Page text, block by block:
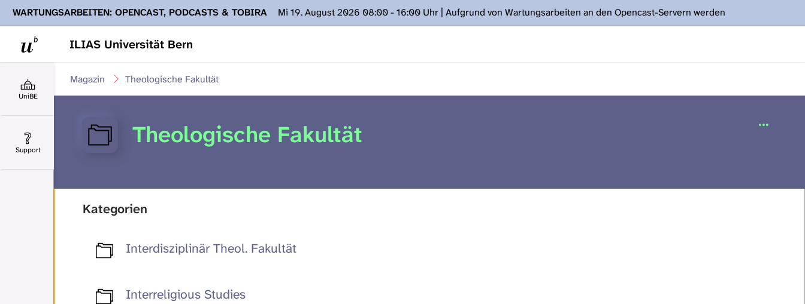
ILIAS Universität Bern
WARTUNGSARBEITEN: OPENCAST, PODCASTS & TOBIRA
Mi 19. August 2026 08:00 - 16:00 Uhr | Aufgrund von Wartungsarbeiten an den Opencast-Servern werden
Ihnen Podcasts, Opencast-Videos und Tobira nicht zur Verfügung stehen. Kontakt: www.podcast.unibe.ch
UniBE
Support
Theologische Fakultät
Magazin
Theologische Fakultät
Kategorien
Interdisziplinär Theol. Fakultät
Interreligious Studies